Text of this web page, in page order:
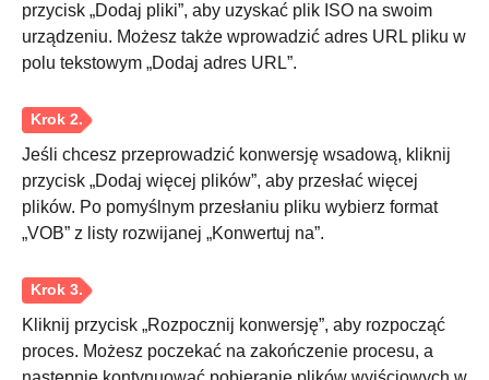
przycisk „Dodaj pliki”, aby uzyskać plik ISO na swoim
urządzeniu. Możesz także wprowadzić adres URL pliku w
polu tekstowym „Dodaj adres URL”.
Jeśli chcesz przeprowadzić konwersję wsadową, kliknij
przycisk „Dodaj więcej plików”, aby przesłać więcej
plików. Po pomyślnym przesłaniu pliku wybierz format
„VOB” z listy rozwijanej „Konwertuj na”.
Kliknij przycisk „Rozpocznij konwersję”, aby rozpocząć
proces. Możesz poczekać na zakończenie procesu, a